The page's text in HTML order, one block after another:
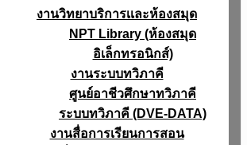
งานวิทยาบริการเเละห้องสมุด
NPT Library (ห้องสมุด
อิเล็กทรอนิกส์)
งานระบบทวิภาคี
ศูนย์อาชีวศึกษาทวิภาคี
ระบบทวิภาคี (DVE-DATA)
งานสื่อการเรียนการสอน